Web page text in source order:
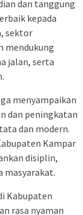
dan tanggung
kepada
sektor
mendukung
jalan, serta
menyampaikan
dan peningkatan
dan modern.
Kampar
disiplin,
masyarakat.
Kabupaten
rasa nyaman